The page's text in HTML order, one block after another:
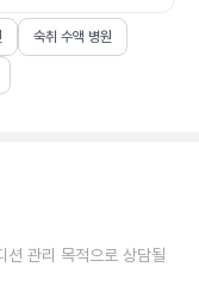
숙취 수액 병원
션 관리 목적으로 상담될